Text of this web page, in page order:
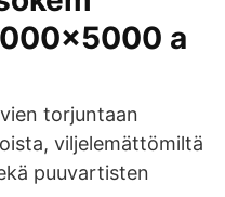
a
torjuntaan
viljelemättömiltä
puuvartisten